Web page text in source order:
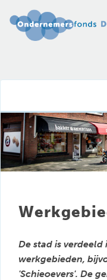
De stad is
werkgebieden,
'Schieoevers'. De